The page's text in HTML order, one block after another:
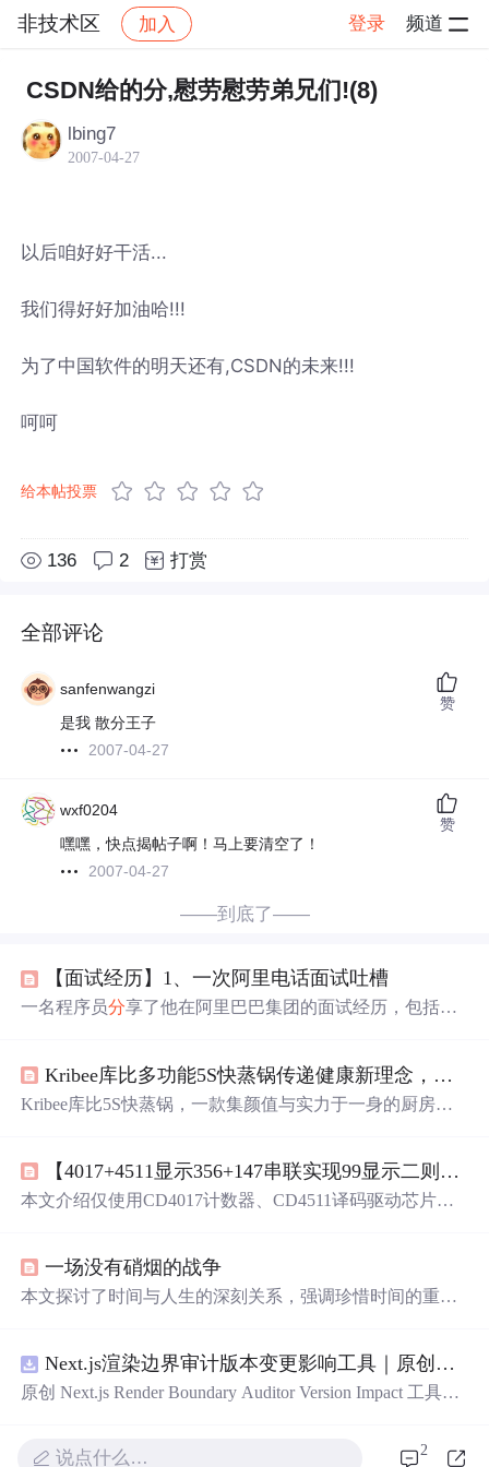
非技术区 加入 登录 频道
社区 非技术区 帖子详情
CSDN给的分,慰劳慰劳弟兄们!(8)
lbing7
2007-04-27
以后咱好好干活...
我们得好好加油哈!!!
为了中国软件的明天还有,CSDN的未来!!!
呵呵
给本帖投票
136 2 打赏
全部评论
sanfenwangzi
是我 散分王子
2007-04-27
赞
wxf0204
嘿嘿，快点揭帖子啊！马上要清空了！
2007-04-27
赞
——到底了——
【面试经历】1、一次阿里电话面试吐槽
一名程序员分享了他在阿里巴巴集团的面试经历，包括电
理。
Kribee库比多功能5S快蒸锅传递健康新理念，营养健康“蒸”出来
Kribee库比5S快蒸锅，一款集颜值与实力于一身的厨房神
求。
【4017+4511显示356+147串联实现99显示二则】2024-7-14
本文介绍仅使用CD4017计数器、CD4511译码驱动芯片和N
明上拉/下拉电阻对电平稳定的关键作用，并
失败原因。
一场没有硝烟的战争
本文探讨了时间与人生的深刻关系，强调珍惜时间的重要
Next.js渲染边界审计版本变更影响工具｜原创源码+测试+离线报告
原创 Next.js Render Boundary Auditor Version Impact 工具，
入约定、规则参数、结果结构和风险项，识别变更影响。
说点什么… 2